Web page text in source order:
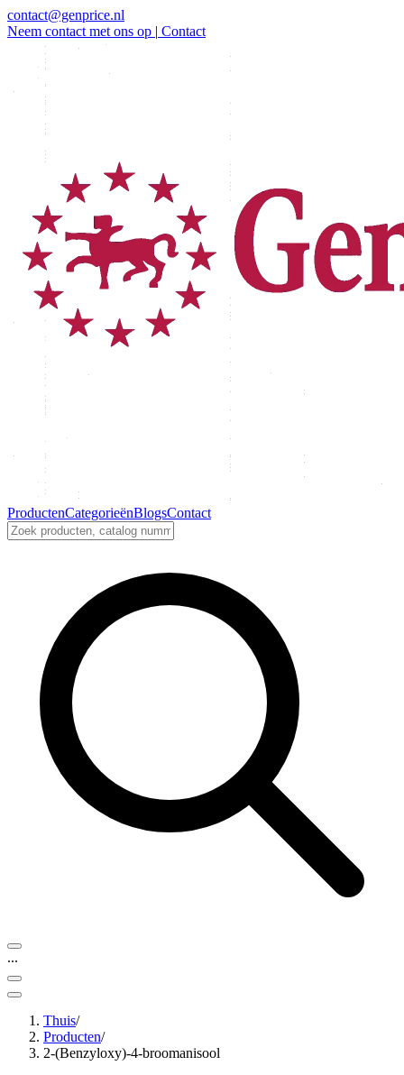
contact@genprice.nl
Neem contact met ons op | Contact
ProductenCategorieënBlogsContact
...
Thuis/
Producten/
2-(Benzyloxy)-4-broomanisool